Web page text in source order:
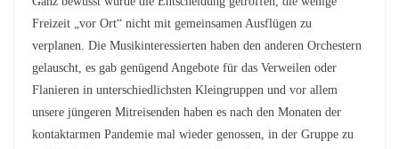
Freizeit „vor Ort“ nicht mit gemeinsamen Ausflügen zu
verplanen. Die Musikinteressierten haben den anderen Orchestern
gelauscht, es gab genügend Angebote für das Verweilen oder
Flanieren in unterschiedlichsten Kleingruppen und vor allem
unsere jüngeren Mitreisenden haben es nach den Monaten der
kontaktarmen Pandemie mal wieder genossen, in der Gruppe zu